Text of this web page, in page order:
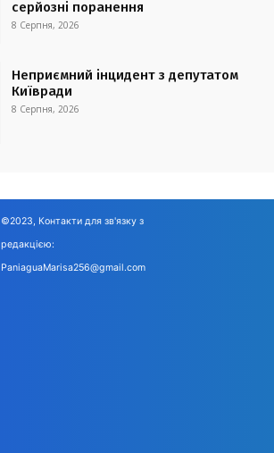
серйозні поранення
8 Серпня, 2026
Неприємний інцидент з депутатом
Київради
8 Серпня, 2026
©2023, Контакти для зв'язку з
редакцією:
PaniaguaMarisa256@gmail.com